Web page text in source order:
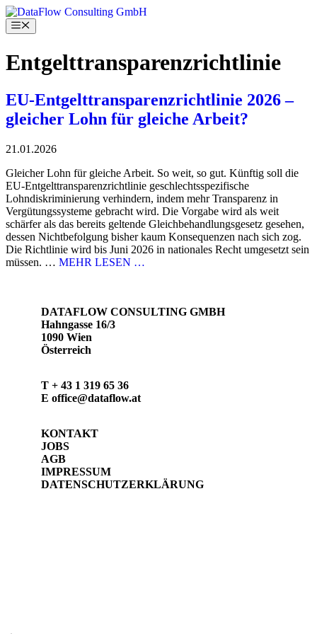
Skip
to
content
Menu
Entgelttransparenzrichtlinie
EU-Entgelttransparenzrichtlinie 2026 –
gleicher Lohn für gleiche Arbeit?
21.01.2026
Gleicher Lohn für gleiche Arbeit. So weit, so gut. Künftig soll die
EU-Entgelttransparenzrichtlinie geschlechtsspezifische
Lohndiskriminierung verhindern, indem mehr Transparenz in
Vergütungssysteme gebracht wird. Die Vorgabe wird als weit
schärfer als das bereits geltende Gleichbehandlungsgesetz gesehen,
dessen Nichtbefolgung bisher kaum Konsequenzen nach sich zog.
Die Richtlinie wird bis Juni 2026 in nationales Recht umgesetzt sein
müssen. … MEHR LESEN …
DATAFLOW CONSULTING GMBH
Hahngasse 16/3
1090 Wien
Österreich
T + 43 1 319 65 36
E office@dataflow.at
KONTAKT
JOBS
AGB
IMPRESSUM
DATENSCHUTZERKLÄRUNG